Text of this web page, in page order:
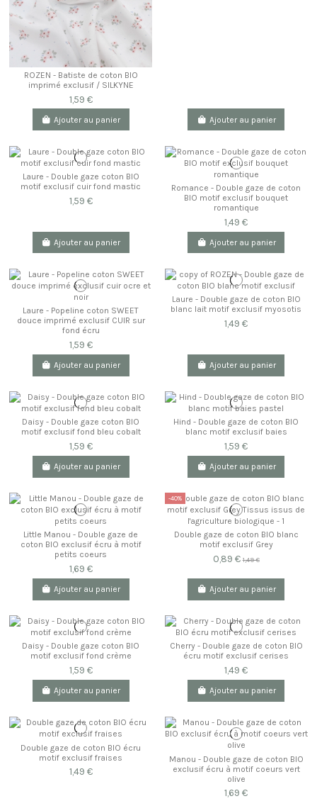
ROZEN - Batiste de coton BIO
imprimé exclusif / SILKYNE
1,59 €
Ajouter au panier Ajouter au panier
Laure - Double gaze coton BIO
motif exclusif cuir fond mastic
1,59 €
Ajouter au panier
Romance - Double gaze de coton
BIO motif exclusif bouquet
romantique
1,49 €
Ajouter au panier
Laure - Popeline coton SWEET
douce imprimé exclusif CUIR sur
fond écru
1,59 €
Ajouter au panier
Laure - Double gaze de coton BIO
blanc lait motif exclusif myosotis
1,49 €
Ajouter au panier
Daisy - Double gaze coton BIO
motif exclusif fond bleu cobalt
1,59 €
Ajouter au panier
Hind - Double gaze de coton BIO
blanc motif exclusif baies
1,59 €
Ajouter au panier
Little Manou - Double gaze de
coton BIO exclusif écru à motif
petits coeurs
1,69 €
Ajouter au panier
-40%
Double gaze de coton BIO blanc
motif exclusif Grey
0,89 €1,49 €
Ajouter au panier
Daisy - Double gaze coton BIO
motif exclusif fond crème
1,59 €
Ajouter au panier
Cherry - Double gaze de coton BIO
écru motif exclusif cerises
1,49 €
Ajouter au panier
Double gaze de coton BIO écru
motif exclusif fraises
1,49 €
Manou - Double gaze de coton BIO
exclusif écru à motif coeurs vert
olive
1,69 €